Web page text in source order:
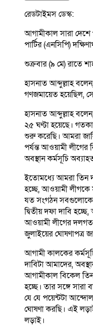
রেডটাইমস ডেস্ক:
আগামীকাল সারা
পার্টির (এনসিপি)
শুক্রবার (৯ মে) রাতে
হাসনাত আব্দুল্লাহ
গণজমায়েত হয়েছিল,
হাসনাত আব্দুল্লাহ
২৫ ঘণ্টা হয়েছে।
শুরু করেছি। আমরা
পর্যন্ত আওয়ামী লীগের
অবস্থান কর্মসূচি
ইতোমধ্যে আমরা তিন
হচ্ছে, আওয়ামী লীগকে
যত সংগঠন সবগুলোকে
দ্বিতীয় দফা দাবি
আওয়ামী লীগের দলগত
জুলাইয়ের ঘোষণাপত্র
আগামী কালকের
দাবিটা আমাদের,
আগামীকাল বিকেল
হচ্ছে। তার সঙ্গে সারা
যে যে পয়েন্টটা
ঘোষণা করছি। এই লড়াই
লড়াই।